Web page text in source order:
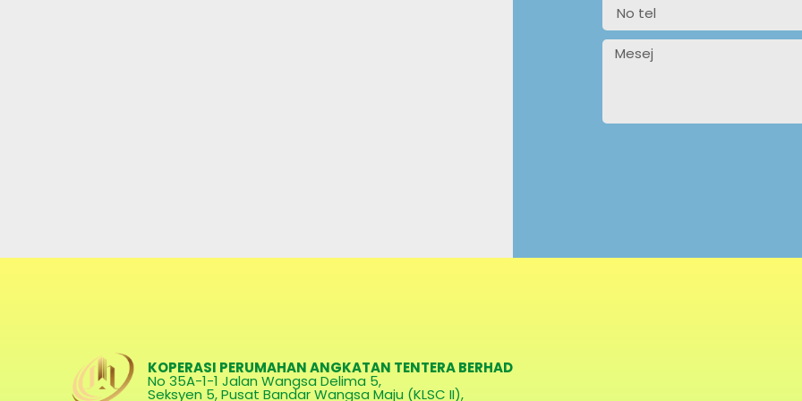
KOPERASI PERUMAHAN ANGKATAN TENTERA BERHAD
No 35A-1-1 Jalan Wangsa Delima 5,
Seksyen 5, Pusat Bandar Wangsa Maju (KLSC II),